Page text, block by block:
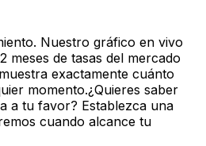
Nuestro gráfico en vivo
meses de tasas del mercado
exactamente cuánto
momento.¿Quieres saber
a tu favor? Establezca una
cuando alcance tu